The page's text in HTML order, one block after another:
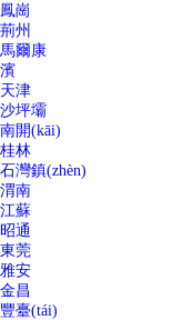
鳳崗
荊州
馬爾康
濱
天津
沙坪壩
南開(kāi)
桂林
石灣鎮(zhèn)
渭南
江蘇
昭通
東莞
雅安
金昌
豐臺(tái)